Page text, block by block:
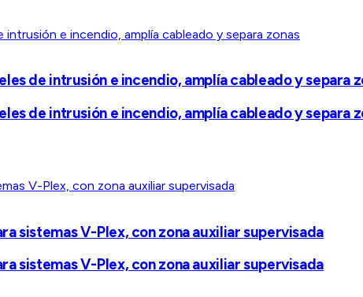
de intrusión e incendio, amplía cableado y separa
de intrusión e incendio, amplía cableado y separa
sistemas V-Plex, con zona auxiliar supervisada
sistemas V-Plex, con zona auxiliar supervisada